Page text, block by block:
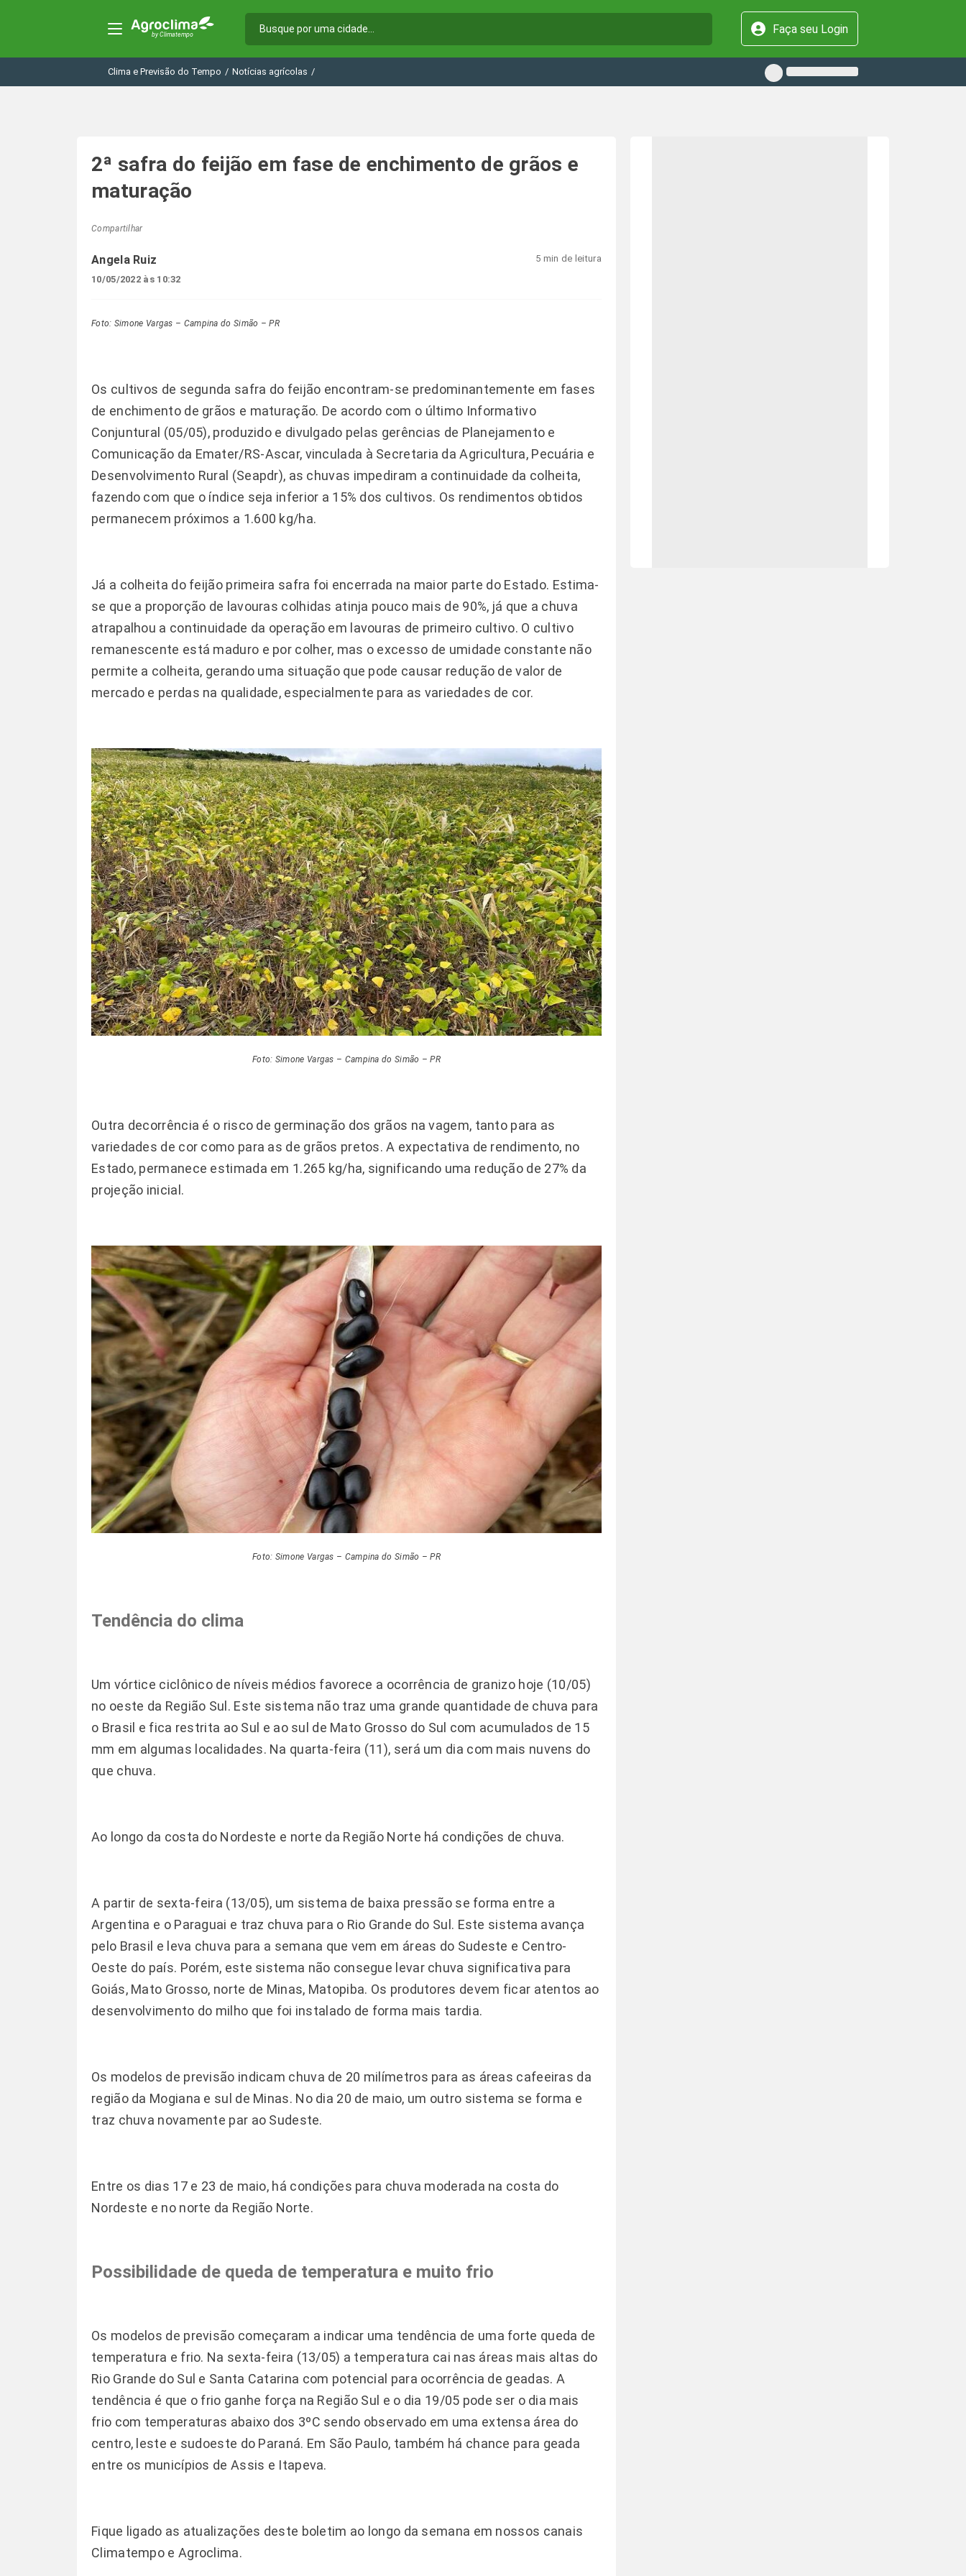
Faça seu Login
Clima e Previsão do Tempo / Notícias agrícolas /
2ª safra do feijão em fase de enchimento de grãos e
maturação
Compartilhar
Angela Ruiz
10/05/2022 às 10:32
5 min de leitura
Foto: Simone Vargas – Campina do Simão – PR
Os cultivos de segunda safra do feijão encontram-se predominantemente em fases
de enchimento de grãos e maturação. De acordo com o último Informativo
Conjuntural (05/05), produzido e divulgado pelas gerências de Planejamento e
Comunicação da Emater/RS-Ascar, vinculada à Secretaria da Agricultura, Pecuária e
Desenvolvimento Rural (Seapdr), as chuvas impediram a continuidade da colheita,
fazendo com que o índice seja inferior a 15% dos cultivos. Os rendimentos obtidos
permanecem próximos a 1.600 kg/ha.
Já a colheita do feijão primeira safra foi encerrada na maior parte do Estado. Estima-
se que a proporção de lavouras colhidas atinja pouco mais de 90%, já que a chuva
atrapalhou a continuidade da operação em lavouras de primeiro cultivo. O cultivo
remanescente está maduro e por colher, mas o excesso de umidade constante não
permite a colheita, gerando uma situação que pode causar redução de valor de
mercado e perdas na qualidade, especialmente para as variedades de cor.
Foto: Simone Vargas – Campina do Simão – PR
Outra decorrência é o risco de germinação dos grãos na vagem, tanto para as
variedades de cor como para as de grãos pretos. A expectativa de rendimento, no
Estado, permanece estimada em 1.265 kg/ha, significando uma redução de 27% da
projeção inicial.
Foto: Simone Vargas – Campina do Simão – PR
Tendência do clima
Um vórtice ciclônico de níveis médios favorece a ocorrência de granizo hoje (10/05)
no oeste da Região Sul. Este sistema não traz uma grande quantidade de chuva para
o Brasil e fica restrita ao Sul e ao sul de Mato Grosso do Sul com acumulados de 15
mm em algumas localidades. Na quarta-feira (11), será um dia com mais nuvens do
que chuva.
Ao longo da costa do Nordeste e norte da Região Norte há condições de chuva.
A partir de sexta-feira (13/05), um sistema de baixa pressão se forma entre a
Argentina e o Paraguai e traz chuva para o Rio Grande do Sul. Este sistema avança
pelo Brasil e leva chuva para a semana que vem em áreas do Sudeste e Centro-
Oeste do país. Porém, este sistema não consegue levar chuva significativa para
Goiás, Mato Grosso, norte de Minas, Matopiba. Os produtores devem ficar atentos ao
desenvolvimento do milho que foi instalado de forma mais tardia.
Os modelos de previsão indicam chuva de 20 milímetros para as áreas cafeeiras da
região da Mogiana e sul de Minas. No dia 20 de maio, um outro sistema se forma e
traz chuva novamente par ao Sudeste.
Entre os dias 17 e 23 de maio, há condições para chuva moderada na costa do
Nordeste e no norte da Região Norte.
Possibilidade de queda de temperatura e muito frio
Os modelos de previsão começaram a indicar uma tendência de uma forte queda de
temperatura e frio. Na sexta-feira (13/05) a temperatura cai nas áreas mais altas do
Rio Grande do Sul e Santa Catarina com potencial para ocorrência de geadas. A
tendência é que o frio ganhe força na Região Sul e o dia 19/05 pode ser o dia mais
frio com temperaturas abaixo dos 3ºC sendo observado em uma extensa área do
centro, leste e sudoeste do Paraná. Em São Paulo, também há chance para geada
entre os municípios de Assis e Itapeva.
Fique ligado as atualizações deste boletim ao longo da semana em nossos canais
Climatempo e Agroclima.